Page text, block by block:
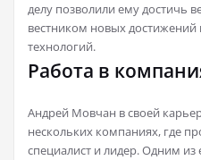
делу позволили ему достичь
вестником новых
технологий.
Работа в
Андрей Мовчан в своей
нескольких компаниях, где
специалист и лидер. Одним